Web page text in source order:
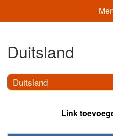
Duitsland
Duitsland
Link